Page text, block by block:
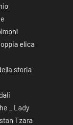
elica
storia
_ Lady
Tzara